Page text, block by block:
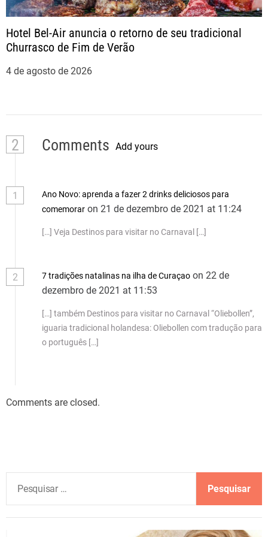
Hotel Bel-Air anuncia o retorno de seu tradicional
Churrasco de Fim de Verão
4 de agosto de 2026
2 Comments Add yours
1
Ano Novo: aprenda a fazer 2 drinks deliciosos para
comemorar on 21 de dezembro de 2021 at 11:24
[…] Veja Destinos para visitar no Carnaval […]
2 7 tradições natalinas na ilha de Curaçao on 22 de
dezembro de 2021 at 11:53
[…] também Destinos para visitar no Carnaval “Oliebollen”,
iguaria tradicional holandesa: Oliebollen com tradução para
o português […]
Comments are closed.